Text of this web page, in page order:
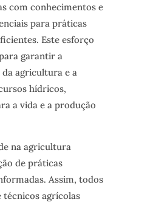
com conhecimentos e
para práticas
Este esforço
garantir a
agricultura e a
hídricos,
a vida e a produção
na agricultura
de práticas
Assim, todos
agrícolas